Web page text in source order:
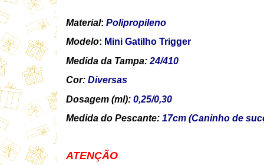
Material: Polipropileno
Modelo: Mini Gatilho Trigger
Medida da Tampa: 24/410
Cor: Diversas
Dosagem (ml): 0,25/0,30
Medida do Pescante: 17cm (Caninho de
ATENÇÃO